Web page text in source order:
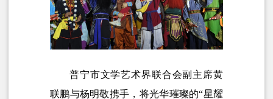
普宁市文学艺术界联合会副主席黄
联鹏与杨明敬携手，将光华璀璨的“星耀